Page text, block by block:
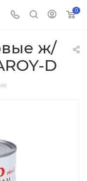
0
ж/
D